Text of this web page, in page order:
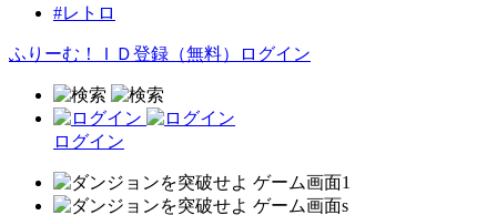
#レトロ
ふりーむ！ＩＤ登録（無料） ログイン
ログイン